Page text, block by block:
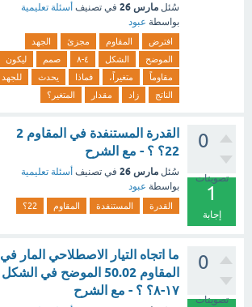
سُئل مارس 26 في تصنيف أسئلة تعليمية
بواسطة عبود
افترض المقاوم مجزئ
الجهد
الموضح
الشكل ٤-٨ صمم
ليكون
مقاوماً
متغيراً، فماذا يحدث
للجهد
الناتج
زاد مقدار المتغير؟
0
تصويتات
1
إجابة
القدرة المستنفدة في المقاوم 2
22؟ ؟ - مع الشرح
سُئل مارس 26 في تصنيف أسئلة تعليمية
بواسطة عبود
القدرة المستنفدة المقاوم 22؟
0
تصويتات
ما اتجاه التيار الاصطلاحي المار في
المقاوم 50.02 الموضح في الشكل
۱۷-۸؟ ؟ - مع الشرح